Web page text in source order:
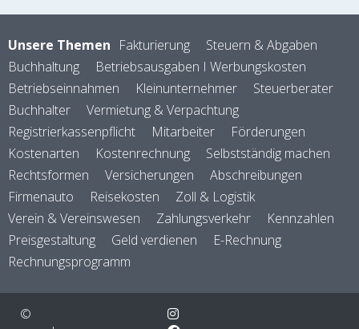
Unsere Themen Fakturierung
Steuern & Abgaben
Buchhaltung
Betriebsausgaben I Werbungskosten
Betriebseinnahmen
Kleinunternehmer
Steuerberater
Buchhalter
Vermietung & Verpachtung
Registrierkassenpflicht
Mitarbeiter
Förderungen
Kostenarten
Kostenrechnung
Selbstständig machen
Rechtsformen
Versicherungen
Abschreibungen
Firmenauto
Reisekosten
Zoll & Logistik
Verein & Vereinswesen
Zahlungsverkehr
Kennzahlen
Preisgestaltung
Geld verdienen
E-Rechnung
Rechnungsprogramm
©